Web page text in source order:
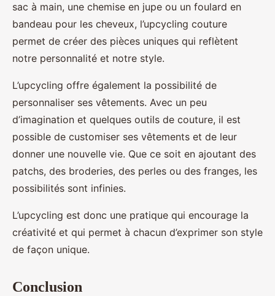
sac à main, une chemise en jupe ou un foulard en
bandeau pour les cheveux, l’upcycling couture
permet de créer des pièces uniques qui reflètent
notre personnalité et notre style.
L’upcycling offre également la possibilité de
personnaliser ses vêtements. Avec un peu
d’imagination et quelques outils de couture, il est
possible de customiser ses vêtements et de leur
donner une nouvelle vie. Que ce soit en ajoutant des
patchs, des broderies, des perles ou des franges, les
possibilités sont infinies.
L’upcycling est donc une pratique qui encourage la
créativité et qui permet à chacun d’exprimer son style
de façon unique.
Conclusion